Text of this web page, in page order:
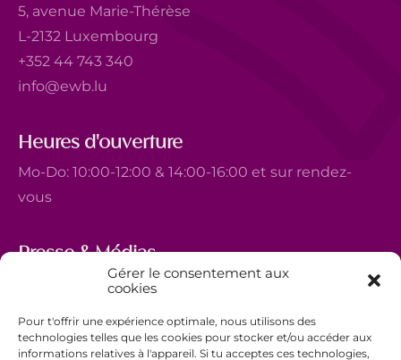
Gérer le consentement aux
cookies
Pour t'offrir une expérience optimale, nous utilisons des
technologies telles que les cookies pour stocker et/ou accéder aux
informations relatives à l'appareil. Si tu acceptes ces technologies,
5, avenue Marie-Thérèse
L-2132 Luxembourg
+352 44 743 340
info@ewb.lu
Heures d'ouverture
Mo-Do: 10:00-12:00 & 14:00-16:00 et sur rendez-
vous
Presse & Médias
5, avenue Marie-Thérèse
+352 44 743 340